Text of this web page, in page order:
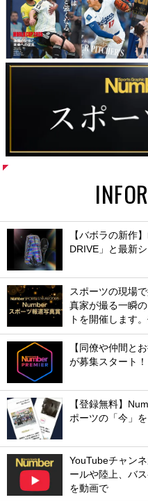
【バボラの新作
DRIVE」と最新
スポーツの現場
真家が撮る一瞬
トを開催します
【同僚や仲間と
が募集スタート！
【登録無料】
ポーツの「今」
YouTubeチャン
ールや陸上、バ
を動画で